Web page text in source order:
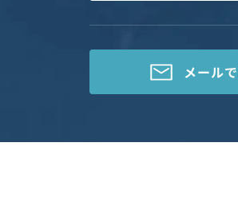
メールで